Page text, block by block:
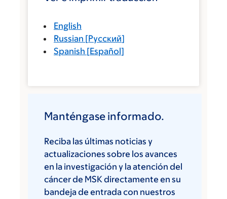
English
Russian [Русский]
Spanish [Español]
Manténgase informado.
Reciba las últimas noticias y
actualizaciones sobre los avances
en la investigación y la atención del
cáncer de MSK directamente en su
bandeja de entrada con nuestros